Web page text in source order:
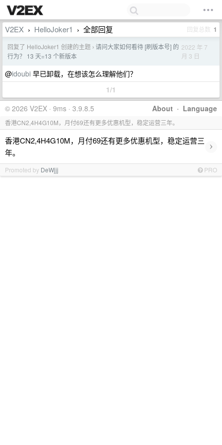
V2EX › HelloJoker1 › 全部回复 回复总数 1
回复了 HelloJoker1 创建的主题 › 请问大家如何看待 [刷版本号] 的
行为？ 13 天=13 个新版本
2022 年 7
月 3 日
@idoubi 早已卸载，在想该怎么理解他们？
1/1
About · Language
© 2026 V2EX · 9ms · 3.9.8.5
香港CN2,4H4G10M，月付69还有更多优惠机型，稳定运营三年。
香港CN2,4H4G10M，月付69还有更多优惠机型，稳定运营三
年。
›
Promoted by DeWjjj PRO